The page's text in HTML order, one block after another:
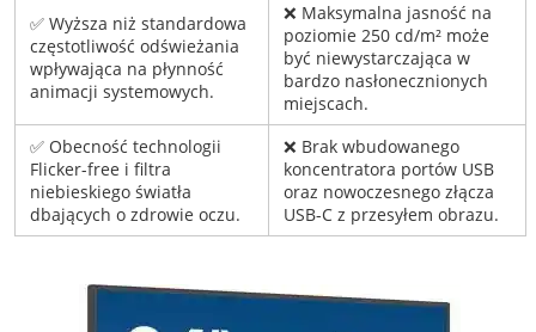
✅ Wyższa niż standardowa
częstotliwość odświeżania
wpływająca na płynność
animacji systemowych.
❌ Maksymalna jasność na
poziomie 250 cd/m² może
być niewystarczająca w
bardzo nasłonecznionych
miejscach.
✅ Obecność technologii
Flicker-free i filtra
niebieskiego światła
dbających o zdrowie oczu.
❌ Brak wbudowanego
koncentratora portów USB
oraz nowoczesnego złącza
USB-C z przesyłem obrazu.